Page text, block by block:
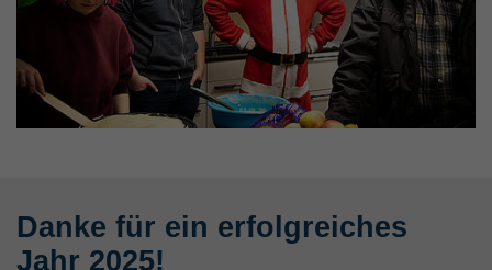
Danke für ein erfolgreiches
Jahr 2025!